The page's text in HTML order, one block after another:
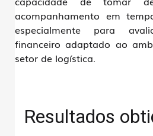
acompanhamento em
especialmente para
financeiro adaptado ao
setor de logística.
Resultados